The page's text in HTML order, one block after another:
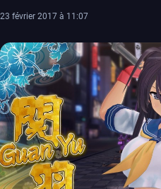
23 février 2017 à 11:07